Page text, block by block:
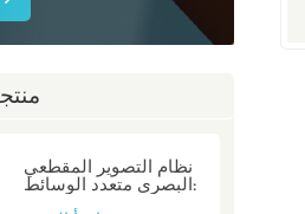
نظام التصوير المقطعي
البصري متعدد الوسائط:
P80/P80-E